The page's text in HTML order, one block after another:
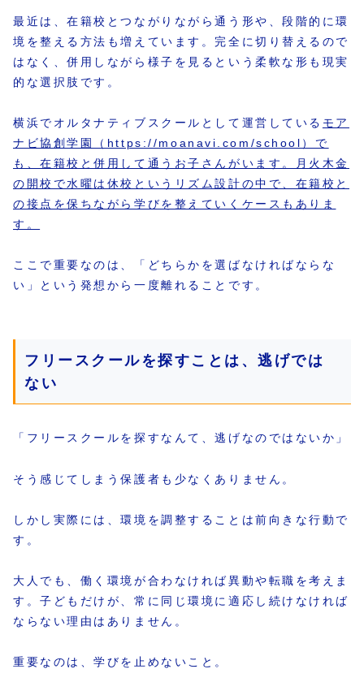
最近は、在籍校とつながりながら通う形や、段階的に環
境を整える方法も増えています。完全に切り替えるので
はなく、併用しながら様子を見るという柔軟な形も現実
的な選択肢です。
横浜でオルタナティブスクールとして運営している モア
ナビ協創学園（https://moanavi.com/school）で
も、在籍校と併用して通うお子さんがいます。月火木金
の開校で水曜は休校というリズム設計の中で、在籍校と
の接点を保ちながら学びを整えていくケースもありま
す。
ここで重要なのは、「どちらかを選ばなければならな
い」という発想から一度離れることです。
フリースクールを探すことは、逃げでは
ない
「フリースクールを探すなんて、逃げなのではないか」
そう感じてしまう保護者も少なくありません。
しかし実際には、環境を調整することは前向きな行動で
す。
大人でも、働く環境が合わなければ異動や転職を考えま
す。子どもだけが、常に同じ環境に適応し続けなければ
ならない理由はありません。
重要なのは、学びを止めないこと。